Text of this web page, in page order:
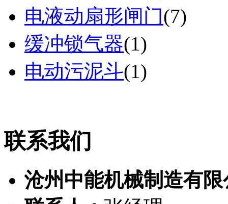
电液动扇形闸门(7)
缓冲锁气器(1)
电动污泥斗(1)
联系我们
沧州中能机械制造有限